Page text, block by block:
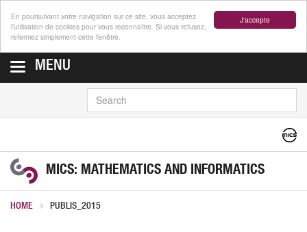
J'accepte
En poursuivant votre navigation sur ce site, vous acceptez
l’utilisation de cookies pour vous reconnaître. Si vous refusez,
refermez simplement cette fenêtre.
MENU
MICS: MATHEMATICS AND INFORMATICS
HOME PUBLIS_2015